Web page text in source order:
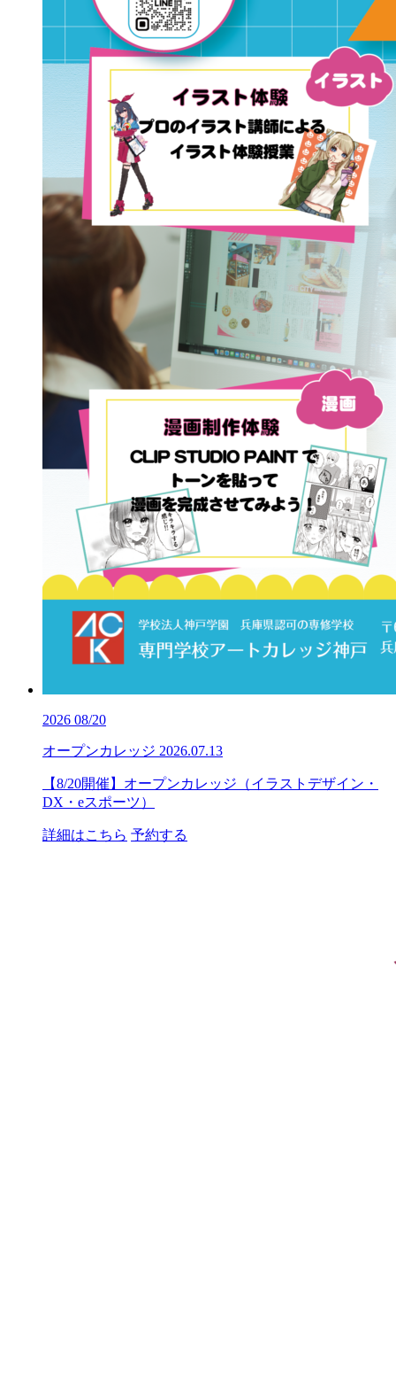
2026 08/20
オープンカレッジ 2026.07.13
【8/20開催】オープンカレッジ（イラストデザイン・
DX・eスポーツ）
詳細はこちら 予約する